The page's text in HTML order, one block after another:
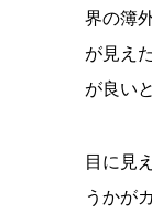
界の簿
が見え
が良い
目に見
うかが